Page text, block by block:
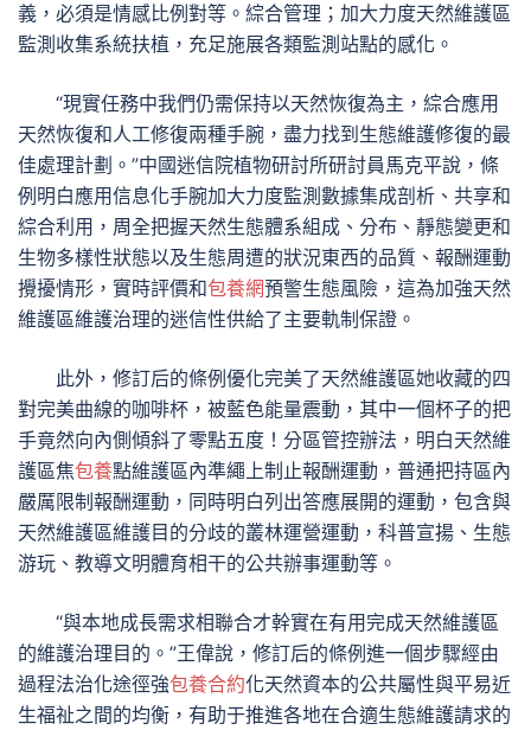
義，必須是情感比例對等。綜合管理；加大力度天然維護區
監測收集系統扶植，充足施展各類監測站點的感化。
“現實任務中我們仍需保持以天然恢復為主，綜合應用
天然恢復和人工修復兩種手腕，盡力找到生態維護修復的最
佳處理計劃。”中國迷信院植物研討所研討員馬克平說，條
例明白應用信息化手腕加大力度監測數據集成剖析、共享和
綜合利用，周全把握天然生態體系組成、分布、靜態變更和
生物多樣性狀態以及生態周遭的狀況東西的品質、報酬運動
攪擾情形，實時評價和包養網預警生態風險，這為加強天然
維護區維護治理的迷信性供給了主要軌制保證。
此外，修訂后的條例優化完美了天然維護區她收藏的四
對完美曲線的咖啡杯，被藍色能量震動，其中一個杯子的把
手竟然向內側傾斜了零點五度！分區管控辦法，明白天然維
護區焦包養點維護區內準繩上制止報酬運動，普通把持區內
嚴厲限制報酬運動，同時明白列出答應展開的運動，包含與
天然維護區維護目的分歧的叢林運營運動，科普宣揚、生態
游玩、教導文明體育相干的公共辦事運動等。
“與本地成長需求相聯合才幹實在有用完成天然維護區
的維護治理目的。”王偉說，修訂后的條例進一個步驟經由
過程法治化途徑強包養合約化天然資本的公共屬性與平易近
生福祉之間的均衡，有助于推進各地在合適生態維護請求的